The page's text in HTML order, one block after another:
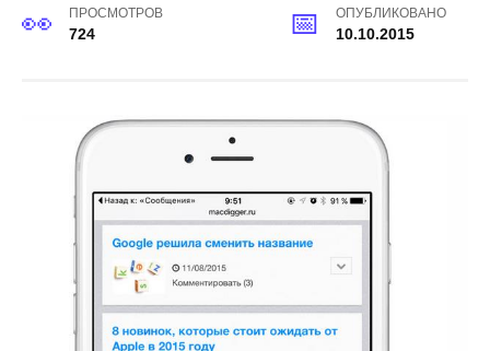
ПРОСМОТРОВ
724
ОПУБЛИКОВАНО
10.10.2015